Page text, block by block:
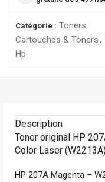
Catégorie : Toners
Cartouches & Toners,
Hp
Description
Toner original HP
Color Laser
HP 207A Magenta –